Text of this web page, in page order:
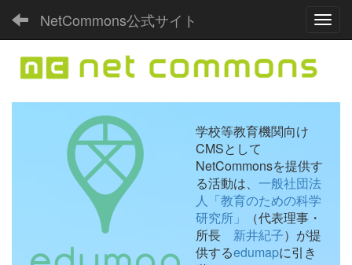
NetCommons公式サイト
学校等教育機関向け
CMSとして
NetCommonsを提供す
る活動は、 一般社団法
人「教育のための科学
研究所」
（代表理事・
所長 新井紀子）が提
供するedumapに引き